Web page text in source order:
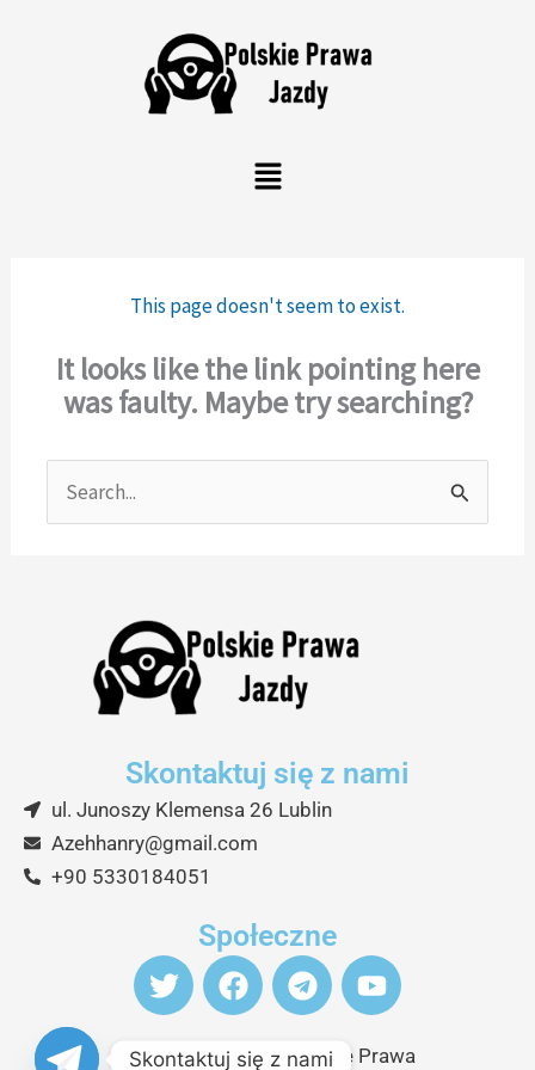
Menu
This page doesn't seem to exist.
It looks like the link pointing here
was faulty. Maybe try searching?
Search
for:
Skontaktuj się z nami
ul. Junoszy Klemensa 26 Lublin
Azehhanry@gmail.com
+90 5330184051
Społeczne
T
w
i
t
F
a
c
e
T
e
l
e
Y
o
u
t
Copyright © 2026 Polskie Prawa
Skontaktuj się z nami